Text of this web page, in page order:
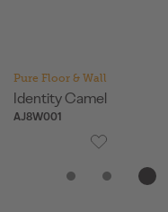
Pure Floor & Wall
Identity Champagne
AJ2O001